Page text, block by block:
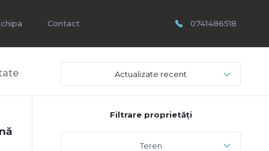
Contact 0741486518
Actualizate recent
Filtrare proprietăți
Teren